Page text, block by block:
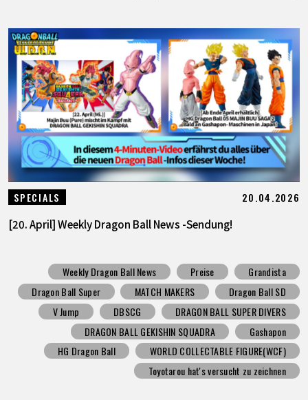
SPECIALS 20.04.2026
[20. April] Weekly Dragon Ball News -Sendung!
Weekly Dragon Ball News Preise
Grandista
Dragon Ball Super
MATCH MAKERS
Dragon Ball SD
V Jump
DBSCG
DRAGON BALL SUPER DIVERS
DRAGON BALL GEKISHIN SQUADRA
Gashapon
HG Dragon Ball
WORLD COLLECTABLE FIGURE(WCF)
Toyotarou hat's versucht zu zeichnen